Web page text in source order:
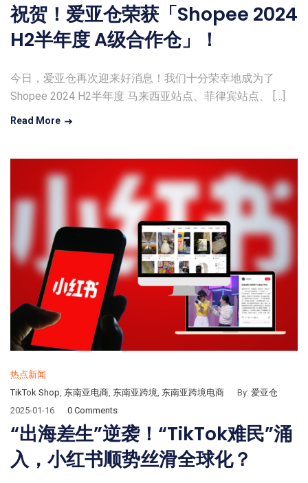
祝贺！爱亚仓荣获「Shopee 2024
H2半年度 A级合作仓」！
今日，爱亚仓再次迎来好消息！我们十分荣幸地成为了
Shopee 2024 H2半年度 马来西亚站点、菲律宾站点、 […]
Read More
热点新闻
TikTok Shop, 东南亚电商, 东南亚跨境, 东南亚跨境电商 By: 爱亚仓
2025-01-16
0 Comments
“出海差生”逆袭！“TikTok难民”涌
入，小红书顺势丝滑全球化？